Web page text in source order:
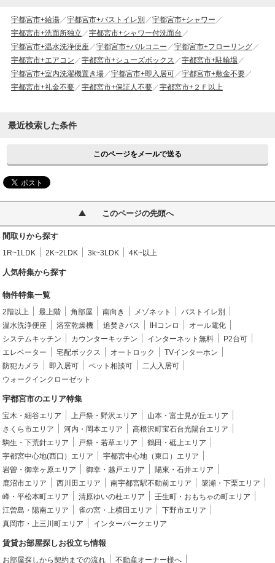
宇都宮市+給湯 宇都宮市+バストイレ別
宇都宮市+シャワー
宇都宮市+洗面所独立
宇都宮市+シャワー付洗面台
宇都宮市+温水洗浄便座
宇都宮市+バルコニー
宇都宮市+フローリング
宇都宮市+エアコン
宇都宮市+シューズボックス
宇都宮市+駐輪場
宇都宮市+室内洗濯機置き場
宇都宮市+即入居可
宇都宮市+敷金不要
宇都宮市+礼金不要
宇都宮市+保証人不要 宇都宮市+２Ｆ以上
最近検索した条件
このページをメールで送る
このページの先頭へ
間取りから探す
1R~1LDK 2K~2LDK 3k~3LDK 4K~以上
人気特集から探す
物件特集一覧
2階以上 最上階 角部屋 南向き メゾネット
バストイレ別
温水洗浄便座
浴室乾燥機 追焚きバス IHコンロ
オール電化
システムキッチン
カウンターキッチン インターネット無料
P2台可
エレベーター
宅配ボックス オートロック
TVインターホン
防犯カメラ
即入居可 ペット相談可
二人入居可
ウォークインクローゼット
宇都宮市のエリア特集
宝木・細谷エリア 上戸祭・野沢エリア
山本・富士見が丘エリア
さくら市エリア
河内・岡本エリア
高根沢町宝石台光陽台エリア
駒生・下荒針エリア
戸祭・若草エリア
鶴田・砥上エリア
宇都宮中心地(西口）エリア
宇都宮中心地（東口）エリア
岩曽・御幸ヶ原エリア
御幸・越戸エリア
陽東・石井エリア
鹿沼市エリア
西川田エリア 南宇都宮駅不動前エリア
簗瀬・下栗エリア
峰・平松本町エリア
清原ゆいの杜エリア
壬生町・おもちゃの町エリア
江曽島・陽南エリア
雀の宮・上横田エリア
下野市エリア
真岡市・上三川町エリア
インターパークエリア
賃貸お部屋探しお役立ち情報
お部屋探しから契約までの流れ
不動産オーナー様へ